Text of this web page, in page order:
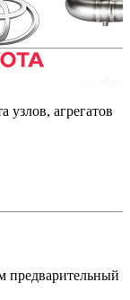
агрегатов
предварительный